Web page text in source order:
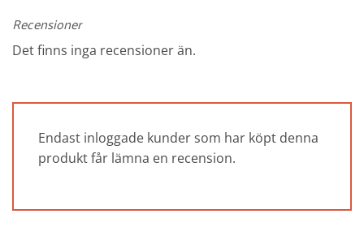
Recensioner
Det finns inga recensioner än.
Endast inloggade kunder som har köpt denna
produkt får lämna en recension.